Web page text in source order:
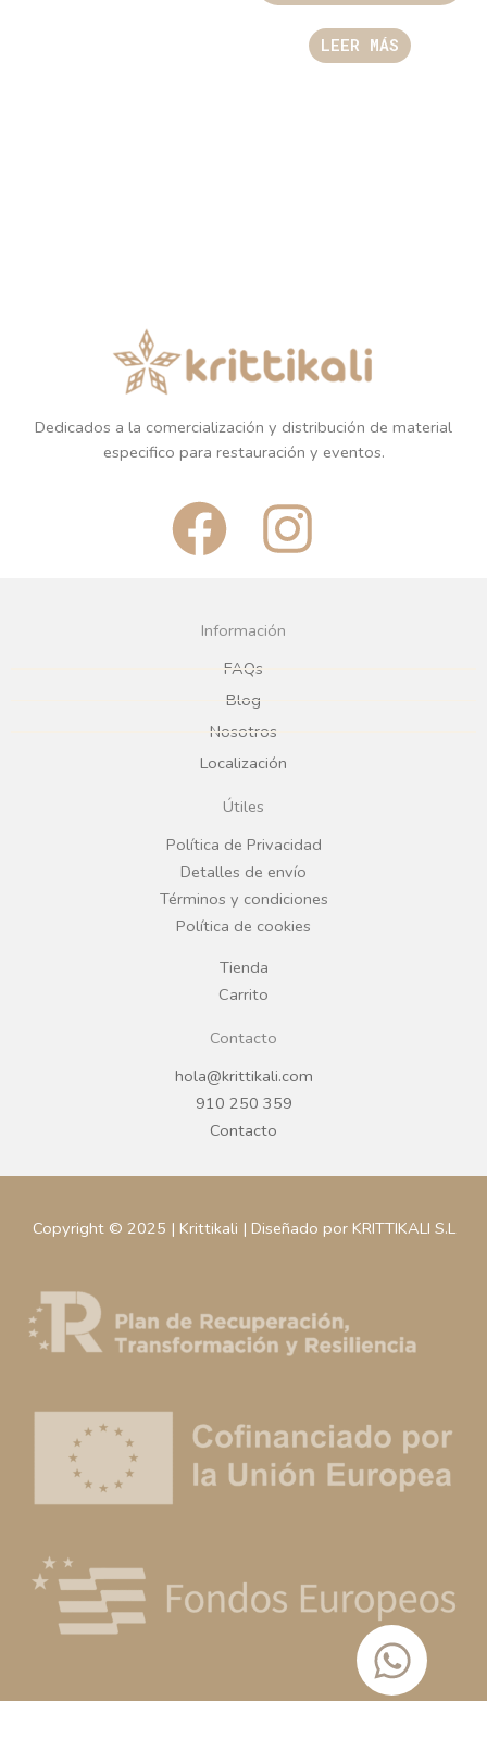
LEER MÁS
Dedicados a la comercialización y distribución de material
especifico para restauración y eventos.
F
a
c
e
b
o
o
k
I
n
g
r
a
Información
FAQs
Blog
Nosotros
Localización
Útiles
Política de Privacidad
Detalles de envío
Términos y condiciones
Política de cookies
Tienda
Carrito
Contacto
hola@krittikali.com
910 250 359
Contacto
Copyright © 2025 | Krittikali | Diseñado por KRITTIKALI S.L